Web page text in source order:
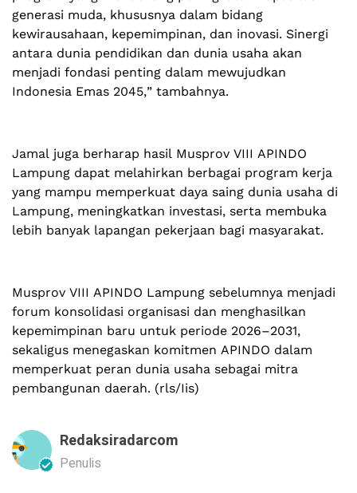
generasi muda, khususnya dalam bidang
kewirausahaan, kepemimpinan, dan inovasi. Sinergi
antara dunia pendidikan dan dunia usaha akan
menjadi fondasi penting dalam mewujudkan
Indonesia Emas 2045,” tambahnya.
Jamal juga berharap hasil Musprov VIII APINDO
Lampung dapat melahirkan berbagai program kerja
yang mampu memperkuat daya saing dunia usaha di
Lampung, meningkatkan investasi, serta membuka
lebih banyak lapangan pekerjaan bagi masyarakat.
Musprov VIII APINDO Lampung sebelumnya menjadi
forum konsolidasi organisasi dan menghasilkan
kepemimpinan baru untuk periode 2026–2031,
sekaligus menegaskan komitmen APINDO dalam
memperkuat peran dunia usaha sebagai mitra
pembangunan daerah. (rls/Iis)
Redaksiradarcom
Penulis